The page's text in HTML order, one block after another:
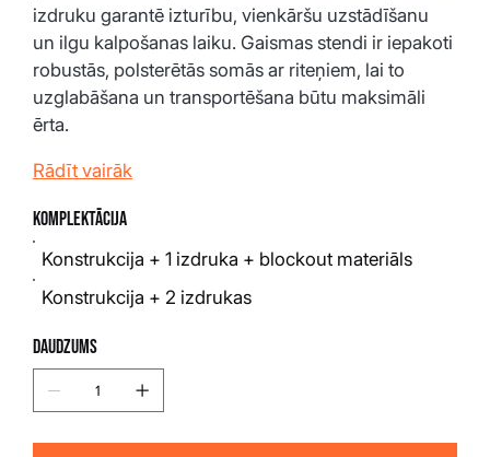
izdruku garantē izturību, vienkāršu uzstādīšanu
un ilgu kalpošanas laiku. Gaismas stendi ir iepakoti
robustās, polsterētās somās ar riteņiem, lai to
uzglabāšana un transportēšana būtu maksimāli
ērta.
Rādīt vairāk
Konstrukcija + 1 izdruka + blockout materiāls
Konstrukcija + 2 izdrukas
Komplektācija
Daudzums